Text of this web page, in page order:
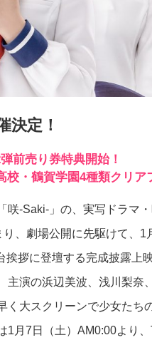
決定！
前売り券特典開始！
校・鶴賀学園4種類クリア
-Saki-」の、実写ドラマ
、劇場公開に先駆けて、1
拶に登壇する完成披露上
主演の浜辺美波、浅川梨奈
大スクリーンで少女たち
1月7日（土）AM0:00より